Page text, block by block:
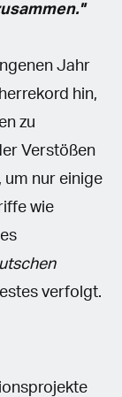
Jahr
hin,
zu
Verstößen
um nur einige
wie
verfolgt.